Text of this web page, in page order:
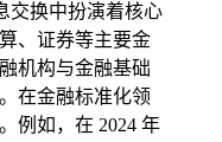
交换中扮演着核心
、证券等主要金
机构与金融基础
在金融标准化领
例如，在 2024 年